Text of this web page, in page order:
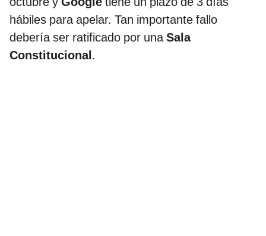
hábiles para apelar. Tan importante fallo
debería ser ratificado por una Sala
Constitucional.